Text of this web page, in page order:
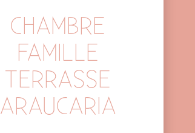
CHAMBRE
FAMILLE
TERRASSE
ARAUCARIA